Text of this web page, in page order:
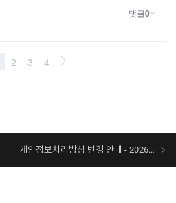
개인정보처리방침 변경 안내 - 2026/07/30 시행